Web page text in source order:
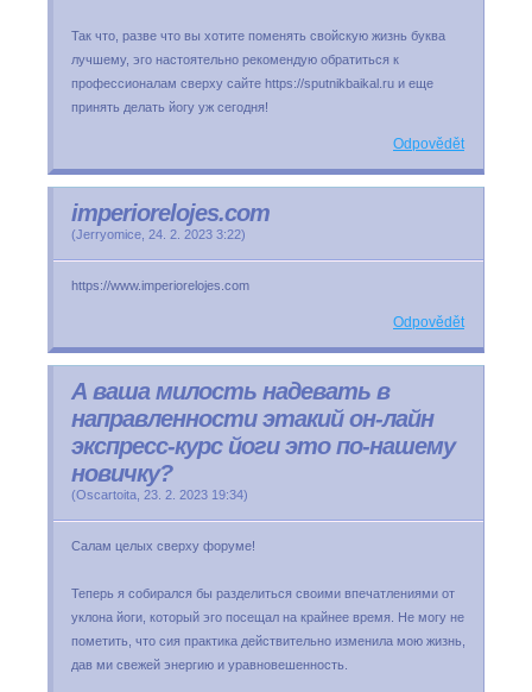
Так что, разве что вы хотите поменять свойскую жизнь буква
лучшему, эго настоятельно рекомендую обратиться к
профессионалам сверху сайте https://sputnikbaikal.ru и еще
принять делать йогу уж сегодня!
Odpovědět
imperiorelojes.com
(Jerryomice 24. 2. 2023 3:22)
https://www.imperiorelojes.com
Odpovědět
А ваша милость надевать в
направленности этакий он-лайн
экспресс-курс йоги это по-нашему
новичку?
(Oscartoita 23. 2. 2023 19:34)
Салам целых сверху форуме!
Теперь я собирался бы разделиться своими впечатлениями от
уклона йоги, который эго посещал на крайнее время. Не могу не
пометить, что сия практика действительно изменила мою жизнь,
дав ми свежей энергию и уравновешенность.